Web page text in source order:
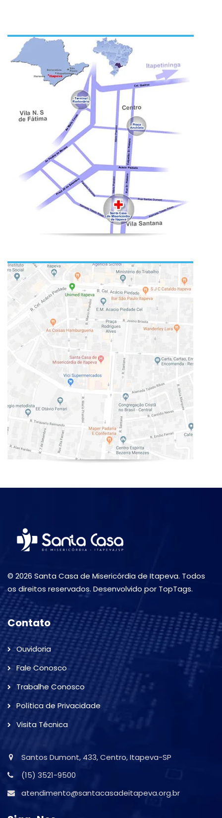
© 2026 Santa Casa de Misericórdia de Itapeva. Todos
os direitos reservados. Desenvolvido por TopTags.
Contato
Ouvidoria
Fale Conosco
Trabalhe Conosco
Política de Privacidade
Visita Técnica
Santos Dumont, 433, Centro, Itapeva-SP
(15) 3521-9500
atendimento@santacasadeitapeva.org.br